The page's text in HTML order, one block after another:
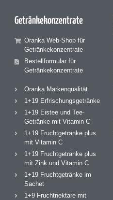
Getränke­konzentrate
Oranka Web-Shop für
Getränkekonzentrate
Bestellformular für
Getränkekonzentrate
Oranka Markenqualität
1+19 Erfrischungsgetränke
1+19 Eistee und Tee-
Getränke mit Vitamin C
1+19 Fruchtgetränke plus
mit Vitamin C
1+19 Fruchtgetränke plus
mit Zink und Vitamin C
1+19 Fruchtgetränke im
Sachet
1+9 Fruchtnektare mit